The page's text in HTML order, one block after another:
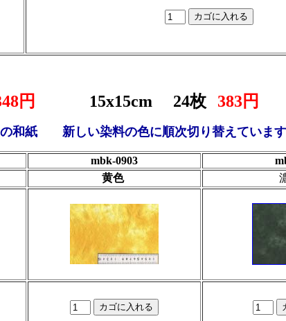
円 15x15cm 24枚 383円
紙 新しい染料の色に順次切り替えています
mbk-0903
黄色